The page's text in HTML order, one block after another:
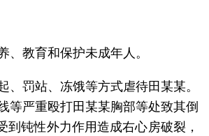
教育和保护未成年人。
罚站、冻饿等方式虐待田某某。
等严重殴打田某某胸部等处致其倒
钝性外力作用造成右心房破裂，